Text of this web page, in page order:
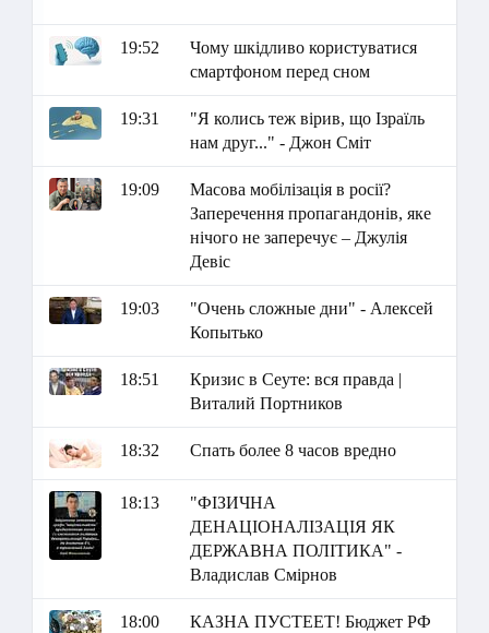
19:52
Чому шкідливо користуватися
смартфоном перед сном
19:31
"Я колись теж вірив, що Ізраїль
нам друг..." - Джон Сміт
19:09
Масова мобілізація в росії?
Заперечення пропагандонів, яке
нічого не заперечує – Джулія
Девіс
19:03
"Очень сложные дни" - Алексей
Копытько
18:51
Кризис в Сеуте: вся правда |
Виталий Портников
18:32 Спать более 8 часов вредно
18:13
"ФІЗИЧНА
ДЕНАЦІОНАЛІЗАЦІЯ ЯК
ДЕРЖАВНА ПОЛІТИКА" -
Владислав Смірнов
18:00
КАЗНА ПУСТЕЕТ! Бюджет РФ